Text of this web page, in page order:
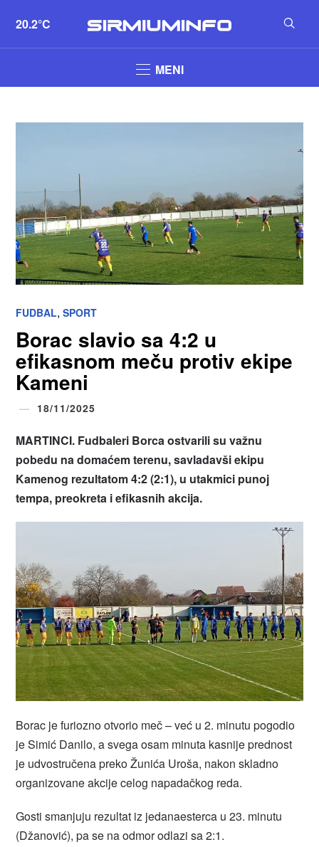
20.2°C
MENI
FUDBAL,SPORT
Borac slavio sa 4:2 u
efikasnom meču protiv ekipe
Kameni
18/11/2025
MARTINCI. Fudbaleri Borca ostvarili su važnu
pobedu na domaćem terenu, savladavši ekipu
Kamenog rezultatom 4:2 (2:1), u utakmici punoj
tempa, preokreta i efikasnih akcija.
Borac je furiozno otvorio meč – već u 2. minutu pogodio
je Simić Danilo, a svega osam minuta kasnije prednost
je udvostručena preko Žunića Uroša, nakon skladno
organizovane akcije celog napadačkog reda.
Gosti smanjuju rezultat iz jedanaesterca u 23. minutu
(Džanović), pa se na odmor odlazi sa 2:1.